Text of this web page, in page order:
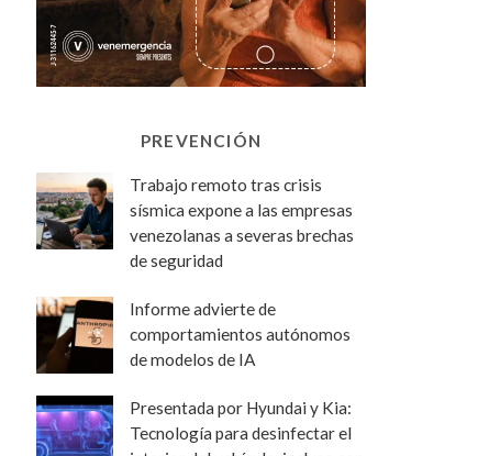
PREVENCIÓN
Trabajo remoto tras crisis
sísmica expone a las empresas
venezolanas a severas brechas
de seguridad
Informe advierte de
comportamientos autónomos
de modelos de IA
Presentada por Hyundai y Kia:
Tecnología para desinfectar el